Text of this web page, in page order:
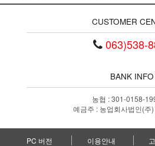
CUSTOMER
063)538-
BANK INFO
농협 : 301-0158-
예금주 : 농업회사법인(주
PC 버전 이용안내